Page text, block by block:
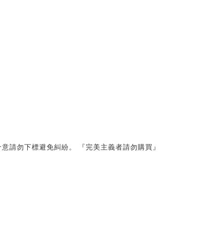
請勿下標避免糾紛。 『完美主義者請勿購買』